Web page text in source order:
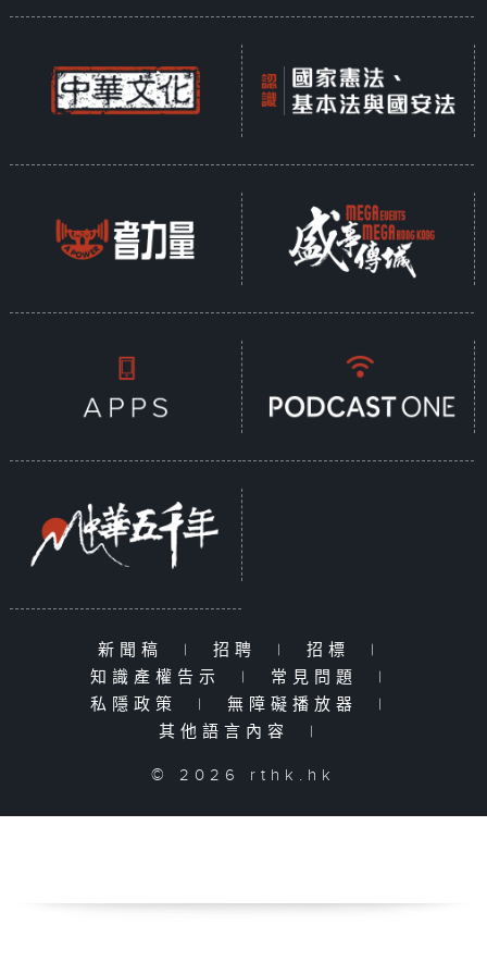
新聞稿 | 招聘 | 招標
|
知識產權告示
| 常見問題
|
私隱政策
| 無障礙播放器
|
其他語言內容
|
© 2026 rthk.hk